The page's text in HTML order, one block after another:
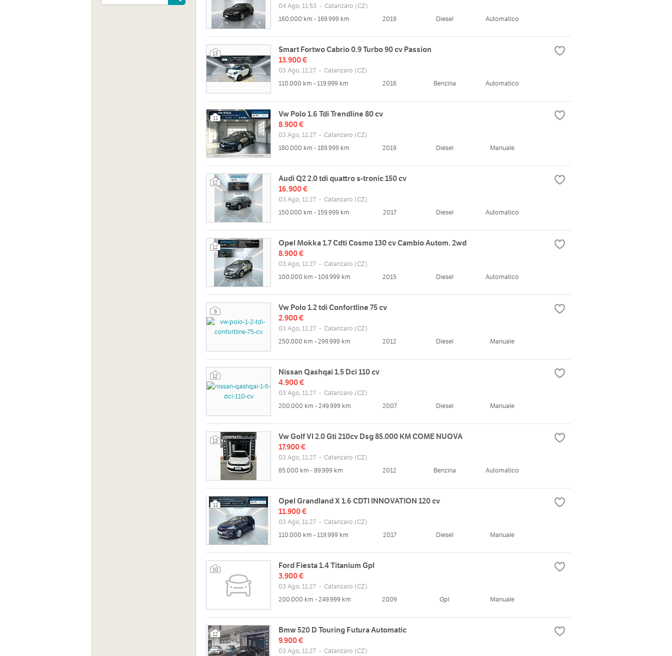
Viale Lucrezia della Valle, 102/1, 88100
Catanzaro CZ, Italia
Mappa
Sito web
http://www.ardauto.it
Orari
Lun
09:00 - 13:00 | 15:00 - 18:30
Mar
09:00 - 13:00 | 15:00 - 18:30
Gio
09:00 - 13:00 | 15:00 - 18:30
Ven
09:00 - 13:00 | 15:00 - 18:30
Sab
09:00 - 13:00 | chiuso
Dom
04 Ago, 11:53 - Catanzaro (CZ)
160.000 km - 169.999 km
2019 Diesel Automatico
13
Smart Fortwo Cabrio 0.9 Turbo 90 cv Passion
13.900 €
03 Ago, 11:27 - Catanzaro (CZ)
110.000 km - 119.999 km
2016 Benzina Automatico
11
Vw Polo 1.6 Tdi Trendline 80 cv
8.900 €
03 Ago, 11:27 - Catanzaro (CZ)
180.000 km - 189.999 km
2019 Diesel Manuale
12
Audi Q2 2.0 tdi quattro s-tronic 150 cv
16.900 €
03 Ago, 11:27 - Catanzaro (CZ)
150.000 km - 159.999 km
2017 Diesel Automatico
12
Opel Mokka 1.7 Cdti Cosmo 130 cv Cambio Autom. 2wd
8.900 €
03 Ago, 11:27 - Catanzaro (CZ)
100.000 km - 109.999 km
2015 Diesel Automatico
9
Vw Polo 1.2 tdi Confortline 75 cv
2.900 €
03 Ago, 11:27 - Catanzaro (CZ)
250.000 km - 299.999 km
2012 Diesel Manuale
12
Nissan Qashqai 1.5 Dci 110 cv
4.900 €
03 Ago, 11:27 - Catanzaro (CZ)
200.000 km - 249.999 km
2007 Diesel Manuale
13
Vw Golf VI 2.0 Gti 210cv Dsg 85.000 KM COME NUOVA
17.900 €
03 Ago, 11:27 - Catanzaro (CZ)
85.000 km - 89.999 km
2012 Benzina Automatico
11
Opel Grandland X 1.6 CDTI INNOVATION 120 cv
11.900 €
03 Ago, 11:27 - Catanzaro (CZ)
110.000 km - 119.999 km
2017 Diesel Manuale
10
Ford Fiesta 1.4 Titanium Gpl
3.900 €
03 Ago, 11:27 - Catanzaro (CZ)
200.000 km - 249.999 km
2009 Gpl Manuale
12
Bmw 520 D Touring Futura Automatic
9.900 €
03 Ago, 11:27 - Catanzaro (CZ)